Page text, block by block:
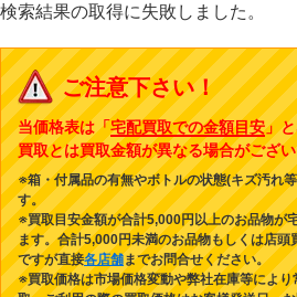
検索結果の取得に失敗しました。
ご注意下さい！
当価格表は「 宅配買取での金額目安」
買取とは買取金額が異なる場合がござ
※箱・付属品の有無やボトルの状態(キズ汚れ
す。
※買取目安金額が合計5,000円以上のお品物が
ます。合計5,000円未満のお品物もしくは店
ですが直接各店舗までお問合せください。
※買取価格は市場価格変動や弊社在庫等によ